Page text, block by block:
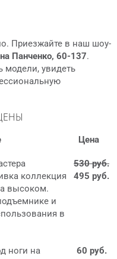
Приезжайте в наш шоу-
Панченко, 60-137.
модели, увидеть
Цена
коллекция
высоком.
и
в
530 руб.
495 руб.
ноги на
60 руб.